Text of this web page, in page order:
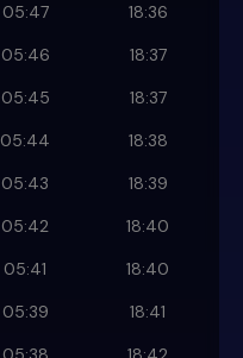
05:47
18:36
05:46
18:37
05:45
18:37
05:44
18:38
05:43
18:39
05:42
18:40
05:41
18:40
05:39
18:41